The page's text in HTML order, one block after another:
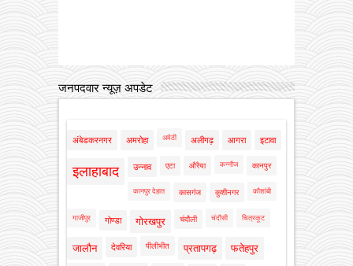
जनपदवार न्यूज़ अपडेट
अंबेडकरनगर अमरोहा अमेठी अलीगढ़ आगरा इटावा
इलाहाबाद उन्नाव एटा औरैया कन्नौज कानपुर
कानपुर देहात कासगंज कुशीनगर कौशांबी
गाजीपुर गोण्डा गोरखपुर चंदौली चंदौसी चित्रकूट
जालौन देवरिया पीलीभीत प्रतापगढ़ फतेहपुर